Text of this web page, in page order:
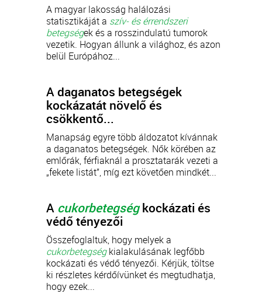
A magyar lakosság halálozási
statisztikáját a szív- és érrendszeri
betegségek és a rosszindulatú tumorok
vezetik. Hogyan állunk a világhoz, és azon
belül Európához...
A daganatos betegségek
kockázatát növelő és
csökkentő...
Manapság egyre több áldozatot kívánnak
a daganatos betegségek. Nők körében az
emlőrák, férfiaknál a prosztatarák vezeti a
„fekete listát”, míg ezt követően mindkét...
A cukorbetegségkockázati és
védő tényezői
Összefoglaltuk, hogy melyek a
cukorbetegségkialakulásának legfőbb
kockázati és védő tényezői. Kérjük, töltse
ki részletes kérdőívünket és megtudhatja,
hogy ezek...